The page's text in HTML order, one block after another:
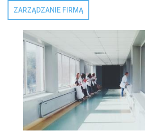
ZARZĄDZANIE FIRMĄ